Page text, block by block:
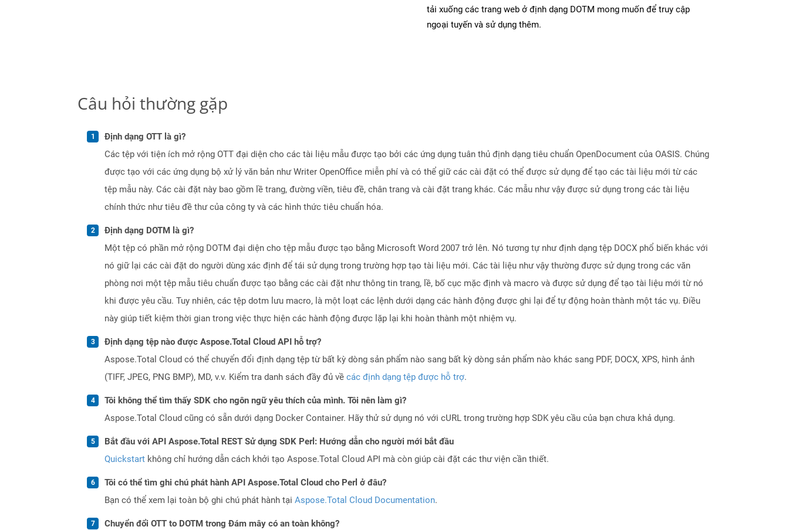
tải xuống các trang web ở định dạng DOTM mong muốn để truy cập
ngoại tuyến và sử dụng thêm.
Câu hỏi thường gặp
Định dạng OTT là gì?
Các tệp với tiện ích mở rộng OTT đại diện cho các tài liệu mẫu được tạo bởi các ứng dụng tuân thủ định dạng tiêu chuẩn OpenDocument của OASIS. Chúng
được tạo với các ứng dụng bộ xử lý văn bản như Writer OpenOffice miễn phí và có thể giữ các cài đặt có thể được sử dụng để tạo các tài liệu mới từ các
tệp mẫu này. Các cài đặt này bao gồm lề trang, đường viền, tiêu đề, chân trang và cài đặt trang khác. Các mẫu như vậy được sử dụng trong các tài liệu
chính thức như tiêu đề thư của công ty và các hình thức tiêu chuẩn hóa.
Định dạng DOTM là gì?
Một tệp có phần mở rộng DOTM đại diện cho tệp mẫu được tạo bằng Microsoft Word 2007 trở lên. Nó tương tự như định dạng tệp DOCX phổ biến khác với
nó giữ lại các cài đặt do người dùng xác định để tái sử dụng trong trường hợp tạo tài liệu mới. Các tài liệu như vậy thường được sử dụng trong các văn
phòng nơi một tệp mẫu tiêu chuẩn được tạo bằng các cài đặt như thông tin trang, lề, bố cục mặc định và macro và được sử dụng để tạo tài liệu mới từ nó
khi được yêu cầu. Tuy nhiên, các tệp dotm lưu macro, là một loạt các lệnh dưới dạng các hành động được ghi lại để tự động hoàn thành một tác vụ. Điều
này giúp tiết kiệm thời gian trong việc thực hiện các hành động được lặp lại khi hoàn thành một nhiệm vụ.
Định dạng tệp nào được Aspose.Total Cloud API hỗ trợ?
Aspose.Total Cloud có thể chuyển đổi định dạng tệp từ bất kỳ dòng sản phẩm nào sang bất kỳ dòng sản phẩm nào khác sang PDF, DOCX, XPS, hình ảnh
(TIFF, JPEG, PNG BMP), MD, v.v. Kiểm tra danh sách đầy đủ về các định dạng tệp được hỗ trợ.
Tôi không thể tìm thấy SDK cho ngôn ngữ yêu thích của mình. Tôi nên làm gì?
Aspose.Total Cloud cũng có sẵn dưới dạng Docker Container. Hãy thử sử dụng nó với cURL trong trường hợp SDK yêu cầu của bạn chưa khả dụng.
Bắt đầu với API Aspose.Total REST Sử dụng SDK Perl: Hướng dẫn cho người mới bắt đầu
Quickstart không chỉ hướng dẫn cách khởi tạo Aspose.Total Cloud API mà còn giúp cài đặt các thư viện cần thiết.
Tôi có thể tìm ghi chú phát hành API Aspose.Total Cloud cho Perl ở đâu?
Bạn có thể xem lại toàn bộ ghi chú phát hành tại Aspose.Total Cloud Documentation.
Chuyển đổi OTT to DOTM trong Đám mây có an toàn không?